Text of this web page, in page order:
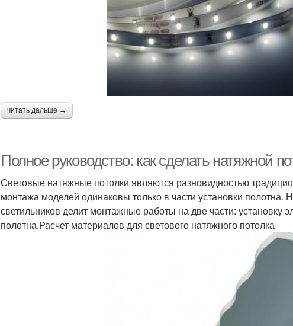
читать дальше →
Полное руководство: как сделать натяжной
Световые натяжные потолки являются разновидностью
монтажа моделей одинаковы только в части установки полотна.
светильников делит монтажные работы на две части: установку
полотна.Расчет материалов для светового натяжного потолка